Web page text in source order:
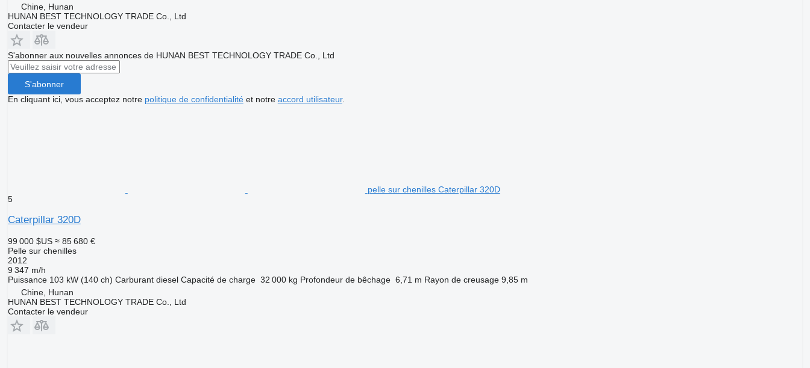
Chine, Hunan
HUNAN BEST TECHNOLOGY TRADE Co., Ltd
Contacter le vendeur
S'abonner aux nouvelles annonces de HUNAN BEST TECHNOLOGY TRADE Co., Ltd
S'abonner
En cliquant ici, vous acceptez notre politique de confidentialitéet notre accord utilisateur.
pelle sur chenilles Caterpillar 320D
5
Caterpillar 320D
99 000 $US ≈ 85 680 €
Pelle sur chenilles
2012
9 347 m/h
Puissance 103 kW (140 ch) Carburant diesel Capacité de charge 32 000 kg Profondeur de bêchage 6,71 m Rayon de creusage 9,85 m
Chine, Hunan
HUNAN BEST TECHNOLOGY TRADE Co., Ltd
Contacter le vendeur